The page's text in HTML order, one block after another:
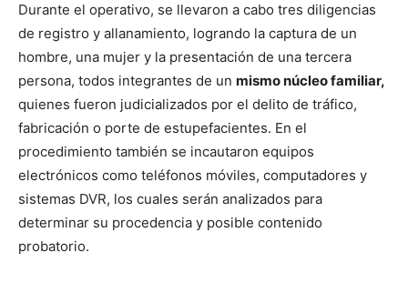
Durante el operativo, se llevaron a cabo tres diligencias
de registro y allanamiento, logrando la captura de un
hombre, una mujer y la presentación de una tercera
persona, todos integrantes de un mismo núcleo familiar,
quienes fueron judicializados por el delito de tráfico,
fabricación o porte de estupefacientes. En el
procedimiento también se incautaron equipos
electrónicos como teléfonos móviles, computadores y
sistemas DVR, los cuales serán analizados para
determinar su procedencia y posible contenido
probatorio.